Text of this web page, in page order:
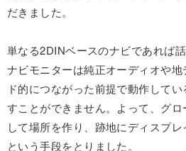
だきました。
単なる2DINベースのナビであれば
ナビモニターは純正オーディオや
ド的につながった前提で動作して
すことができません。よって、グ
して場所を作り、跡地にディスプ
という手段をとりました。